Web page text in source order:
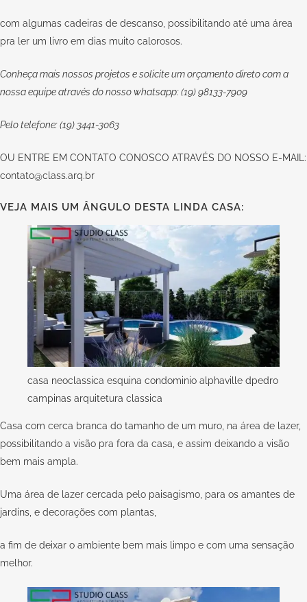
com algumas cadeiras de descanso, possibilitando até uma área
pra ler um livro em dias muito calorosos.
Conheça mais nossos projetos e solicite um orçamento direto com a
nossa equipe através do nosso whatsapp: (19) 98133-7909
Pelo telefone: (19) 3441-3063
OU ENTRE EM CONTATO CONOSCO ATRAVÉS DO NOSSO E-MAIL:
contato@class.arq.br
VEJA MAIS UM ÂNGULO DESTA LINDA CASA:
casa neoclassica esquina condominio alphaville dpedro
campinas arquitetura classica
Casa com cerca branca do tamanho de um muro, na área de lazer,
possibilitando a visão pra fora da casa, e assim deixando a visão
bem mais ampla.
Uma área de lazer cercada pelo paisagismo, para os amantes de
jardins, e decorações com plantas,
a fim de deixar o ambiente bem mais limpo e com uma sensação
melhor.